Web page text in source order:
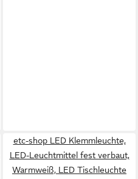
etc-shop LED Klemmleuchte,
LED-Leuchtmittel fest verbaut,
Warmweiß, LED Tischleuchte